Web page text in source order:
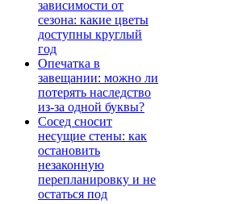
зависимости от
сезона: какие цветы
доступны круглый
год
Опечатка в
завещании: можно ли
потерять наследство
из-за одной буквы?
Сосед сносит
несущие стены: как
остановить
незаконную
перепланировку и не
остаться под